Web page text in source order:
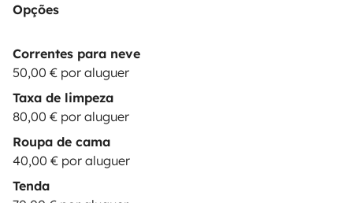
Opções
Correntes para neve
50,00 € por aluguer
Taxa de limpeza
80,00 € por aluguer
Roupa de cama
40,00 € por aluguer
Tenda